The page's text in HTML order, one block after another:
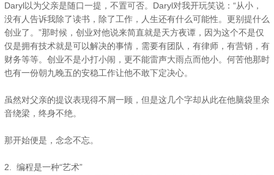
Daryl以为父亲是随口一提，不置可否。Daryl对我开玩笑说：“从小，
没有人告诉我除了读书，除了工作，人生还有什么可能性。更别提什么
创业了。”那时候，创业对他说来简直就是天方夜谭，因为这个不是仅
仅是拥有技术就是可以解决的事情，需要有团队，有律师，有营销，有
财务等等。创业不是小打小闹，更不能雷声大雨点而他小。何苦他那时
也有一份朝九晚五的安稳工作让他不敢下定决心。
虽然对父亲的提议表现得不屑一顾，但是这几个字却从此在他脑袋里余
音绕梁，终身不绝。
那开始便是，念念不忘。
2. 编程是一种“艺术”